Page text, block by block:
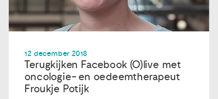
Nieuws
Publicaties
Ervaringsdeskundigheid
12 december 2018
Terugkijken Facebook (O)live met
oncologie- en oedeemtherapeut
Froukje Potijk